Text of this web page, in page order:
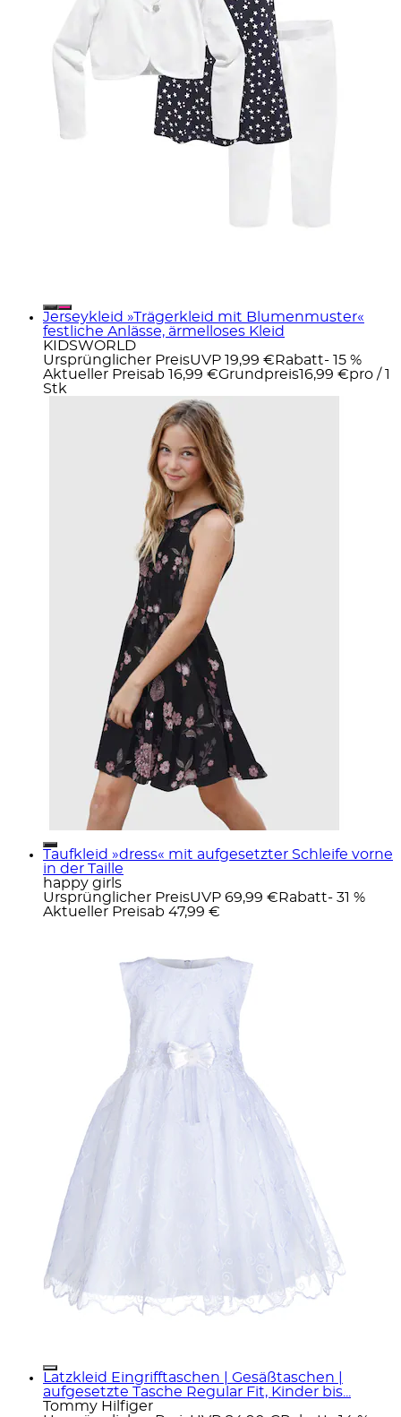
Jerseykleid »Trägerkleid mit Blumenmuster«
festliche Anlässe, ärmelloses Kleid
KIDSWORLD
Ursprünglicher PreisUVP 19,99 € Rabatt- 15 %
Aktueller Preisab 16,99 €Grundpreis16,99 €pro / 1
Stk
Taufkleid »dress« mit aufgesetzter Schleife vorne
in der Taille
happy girls
Ursprünglicher PreisUVP 69,99 € Rabatt- 31 %
Aktueller Preisab 47,99 €
Latzkleid Eingrifftaschen | Gesäßtaschen |
aufgesetzte Tasche Regular Fit, Kinder bis...
Tommy Hilfiger